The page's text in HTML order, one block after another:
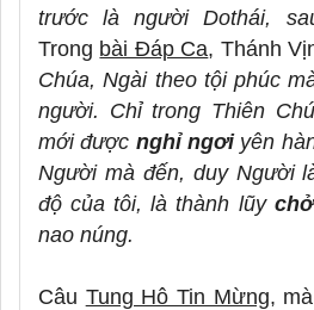
trước là người Dothái,
Trong bài Đáp Ca, Thánh
Chúa, Ngài theo tội phúc
người. Chỉ trong Thiên
mới được nghỉ ngơiyên
Người mà đến, duy Người
độ của tôi, là thành lũy
nao núng.
Câu Tung Hô Tin Mừng,